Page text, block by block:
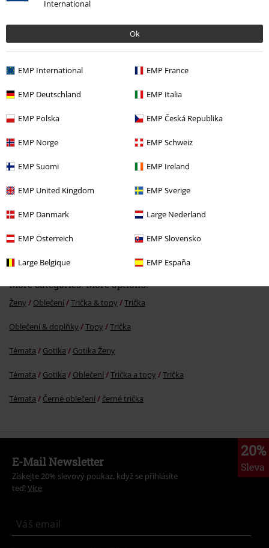
International
Ok
EMP International EMP France
EMP Deutschland EMP Italia
EMP Polska EMP Česká Republika
EMP Norge EMP Schweiz
EMP Suomi EMP Ireland
EMP United Kingdom EMP Sverige
EMP Danmark Large Nederland
EMP Österreich EMP Slovensko
Large Belgique EMP España
Naposledy navštívené
%
Kč 549,00
More categories. More options.
Ženy Oblečení Trička & topy Trička
Oblečení & doplňky Topy Trička
Témata Gotika Gotika Ženy
Témata Gotika Oblečení Trička a topy Trička
Témata Černé oblečení černé trička
20%
Sleva
E-Mail Newsletter
Získejte 20% slevový poukaz, když se přihlásíte
teď! Více